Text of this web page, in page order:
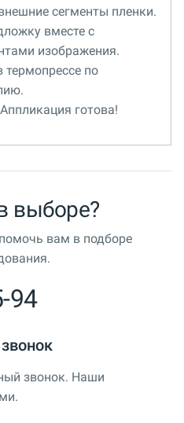
сегменты пленки.
вместе с
изображения.
термопрессе по
готова!
выборе?
вам в подборе
94
звонок. Наши